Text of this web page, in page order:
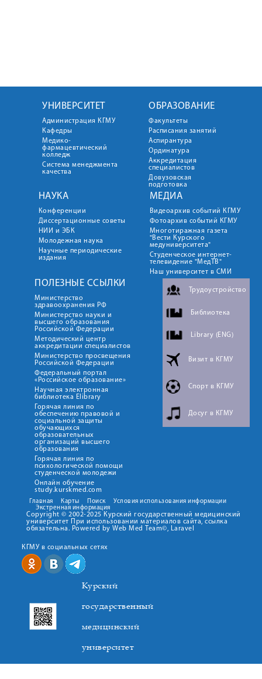
УНИВЕРСИТЕТ
Администрация КГМУ
Кафедры
Медико-
фармацевтический
колледж
Система менеджмента
качества
ОБРАЗОВАНИЕ
Факультеты
Расписания занятий
Аспирантура
Ординатура
Аккредитация
специалистов
Довузовская
подготовка
НАУКА
Конференции
Диссертационные советы
НИИ и ЭБК
Молодежная наука
Научные периодические
издания
МЕДИА
Видеоархив событий КГМУ
Фотоархив событий КГМУ
Многотиражная газета
"Вести Курского
медуниверситета"
Студенческое интернет-
телевидение "МедТВ"
Наш университет в СМИ
ПОЛЕЗНЫЕ ССЫЛКИ
Министерство
здравоохранения РФ
Министерство науки и
высшего образования
Российской Федерации
Методический центр
аккредитации специалистов
Министерство просвещения
Российской Федерации
Федеральный портал
«Российское образование»
Научная электронная
библиотека Elibrary
Горячая линия по
обеспечению правовой и
социальной защиты
обучающихся
образовательных
организаций высшего
образования
Горячая линия по
психологической помощи
студенческой молодежи
Онлайн обучение
study.kurskmed.com
Трудоустройство
Библиотека
Library (ENG)
Визит в КГМУ
Спорт в КГМУ
Досуг в КГМУ
Главная Карты Поиск
Условия использования информации
Экстренная информация
Copyright © 2002-2025 Курский государственный медицинский
университет При использовании материалов сайта, ссылка
обязательна. Powered by Web Med Team©, Laravel
КГМУ в социальных сетях
Курский
государственный
медицинский
университет